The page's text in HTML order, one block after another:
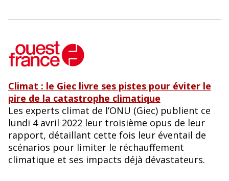
Climat : le Giec livre ses pistes pour éviter le
pire de la catastrophe climatique
Les experts climat de l’ONU (Giec) publient ce
lundi 4 avril 2022 leur troisième opus de leur
rapport, détaillant cette fois leur éventail de
scénarios pour limiter le réchauffement
climatique et ses impacts déjà dévastateurs.